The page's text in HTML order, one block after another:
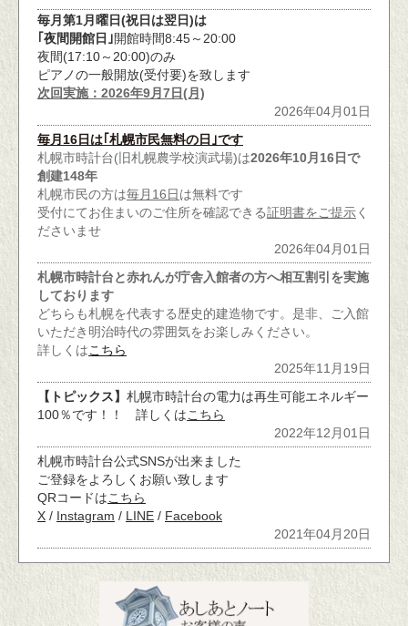
毎月第1月曜日(祝日は翌日)は
｢夜間開館日｣開館時間8:45～20:00
夜間(17:10～20:00)のみ
ピアノの一般開放(受付要)を致します
次回実施：2026年9月7日(月)
2026年04月01日
毎月16日は｢札幌市民無料の日｣です
札幌市時計台(旧札幌農学校演武場)は2026年10月16日で
創建148年
札幌市民の方は毎月16日は無料です
受付にてお住まいのご住所を確認できる証明書をご提示く
ださいませ
2026年04月01日
札幌市時計台と赤れんが庁舎入館者の方へ相互割引を実施
しております
どちらも札幌を代表する歴史的建造物です。是非、ご入館
いただき明治時代の雰囲気をお楽しみください。
詳しくはこちら
2025年11月19日
【トピックス】 札幌市時計台の電力は再生可能エネルギー
100％です！！ 詳しくはこちら
2022年12月01日
札幌市時計台公式SNSが出来ました
ご登録をよろしくお願い致します
QRコードはこちら
X / Instagram / LINE / Facebook
2021年04月20日